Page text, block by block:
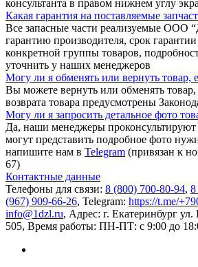
консультанта в правом нижнем углу
Какая гарантия на поставляемые
Все запасные части реализуемые ООО
гарантию производителя, срок гарантии
конкретной группы товаров,
уточнить у наших менеджеров
Могу ли я обменять или вернуть товар,
Вы можете вернуть или обменять
возврата товара предусмотрены
Могу ли я запросить детальное фото
Да, наши менеджеры проконсультируют
могут представить подробное фото
напишите нам в Telegram (привязан к
67)
Контактные данные
Телефоны для связи: 8 (800) 700-80-94, 8
(967) 909-66-26, Telegram: https://t.me/
info@1dzl.ru, Адрес: г. Екатеринбург
505, Время работы: ПН-ПТ: с 9:00 до